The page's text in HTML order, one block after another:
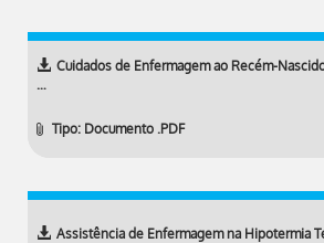
Cuidados de Enfermagem ao Recém-
…
Tipo: Documento .PDF
Assistência de Enfermagem na Hipotermia